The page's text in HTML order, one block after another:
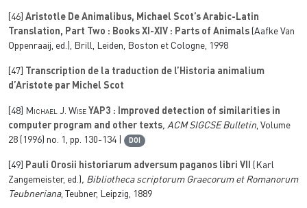
[46] Aristotle De Animalibus, Michael Scot’s Arabic-Latin
Translation, Part Two : Books XI-XIV : Parts of Animals (Aafke Van
Oppenraaij, ed.), Brill, Leiden, Boston et Cologne, 1998
[47]
Transcription de la traduction de l’Historia animalium
d’Aristote par Michel Scot
[48] Michael J. Wise YAP3 : Improved detection of similarities in
computer program and other texts, ACM SIGCSE Bulletin, Volume
28 (1996) no. 1, pp. 130-134 | DOI
[49] Pauli Orosii historiarum adversum paganos libri VII
(Karl
Zangemeister, ed.), Bibliotheca scriptorum Graecorum et Romanorum
Teubneriana, Teubner, Leipzig, 1889